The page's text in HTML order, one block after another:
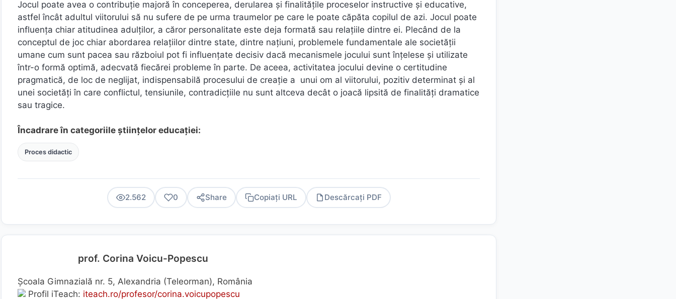
Jocul poate avea o contribuţie majoră în conceperea, derularea şi finalităţile proceselor instructive şi educative,
astfel încât adultul viitorului să nu sufere de pe urma traumelor pe care le poate căpăta copilul de azi. Jocul poate
influenţa chiar atitudinea adulţilor, a căror personalitate este deja formată sau relaţiile dintre ei. Plecând de la
conceptul de joc chiar abordarea relaţiilor dintre state, dintre naţiuni, problemele fundamentale ale societăţii
umane cum sunt pacea sau războiul pot fi influenţate decisiv dacă mecanismele jocului sunt înţelese şi utilizate
într-o formă optimă, adecvată fiecărei probleme în parte. De aceea, activitatea jocului devine o certitudine
pragmatică, de loc de neglijat, indispensabilă procesului de creaţie a unui om al viitorului, pozitiv determinat şi al
unei societăţi în care conflictul, tensiunile, contradicţiile nu sunt altceva decât o joacă lipsită de finalităţi dramatice
sau tragice.
Încadrare în categoriile științelor educației:
Proces didactic
2.562 0 Share Copiați URL Descărcați PDF
prof. Corina Voicu-Popescu
Școala Gimnazială nr. 5, Alexandria (Teleorman), România
Profil iTeach: iteach.ro/profesor/corina.voicupopescu